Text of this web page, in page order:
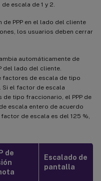
escala de 1 y 2.
PPP en el lado del cliente
los usuarios deben cerrar
automáticamente de
del lado del cliente.
factores de escala de tipo
Si el factor de escala
tipo fraccionario, el PPP de
escala entero de acuerdo
de escala es del 125 %,
de
Escalado de
pantalla